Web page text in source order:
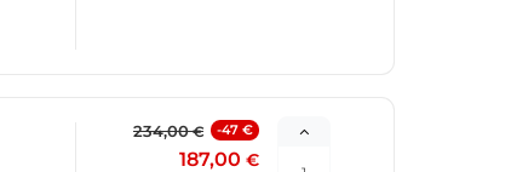
234,00€ -47 €
187,00 €